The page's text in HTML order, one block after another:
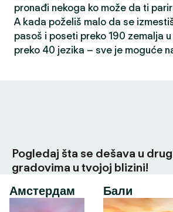
pronađi nekoga ko može da ti
A kada poželiš malo da se
pasoš i poseti preko 190 zemalja
preko 40 jezika – sve je moguće
Pogledaj šta se dešava u
gradovima u tvojoj blizini!
Амстердам
Бали